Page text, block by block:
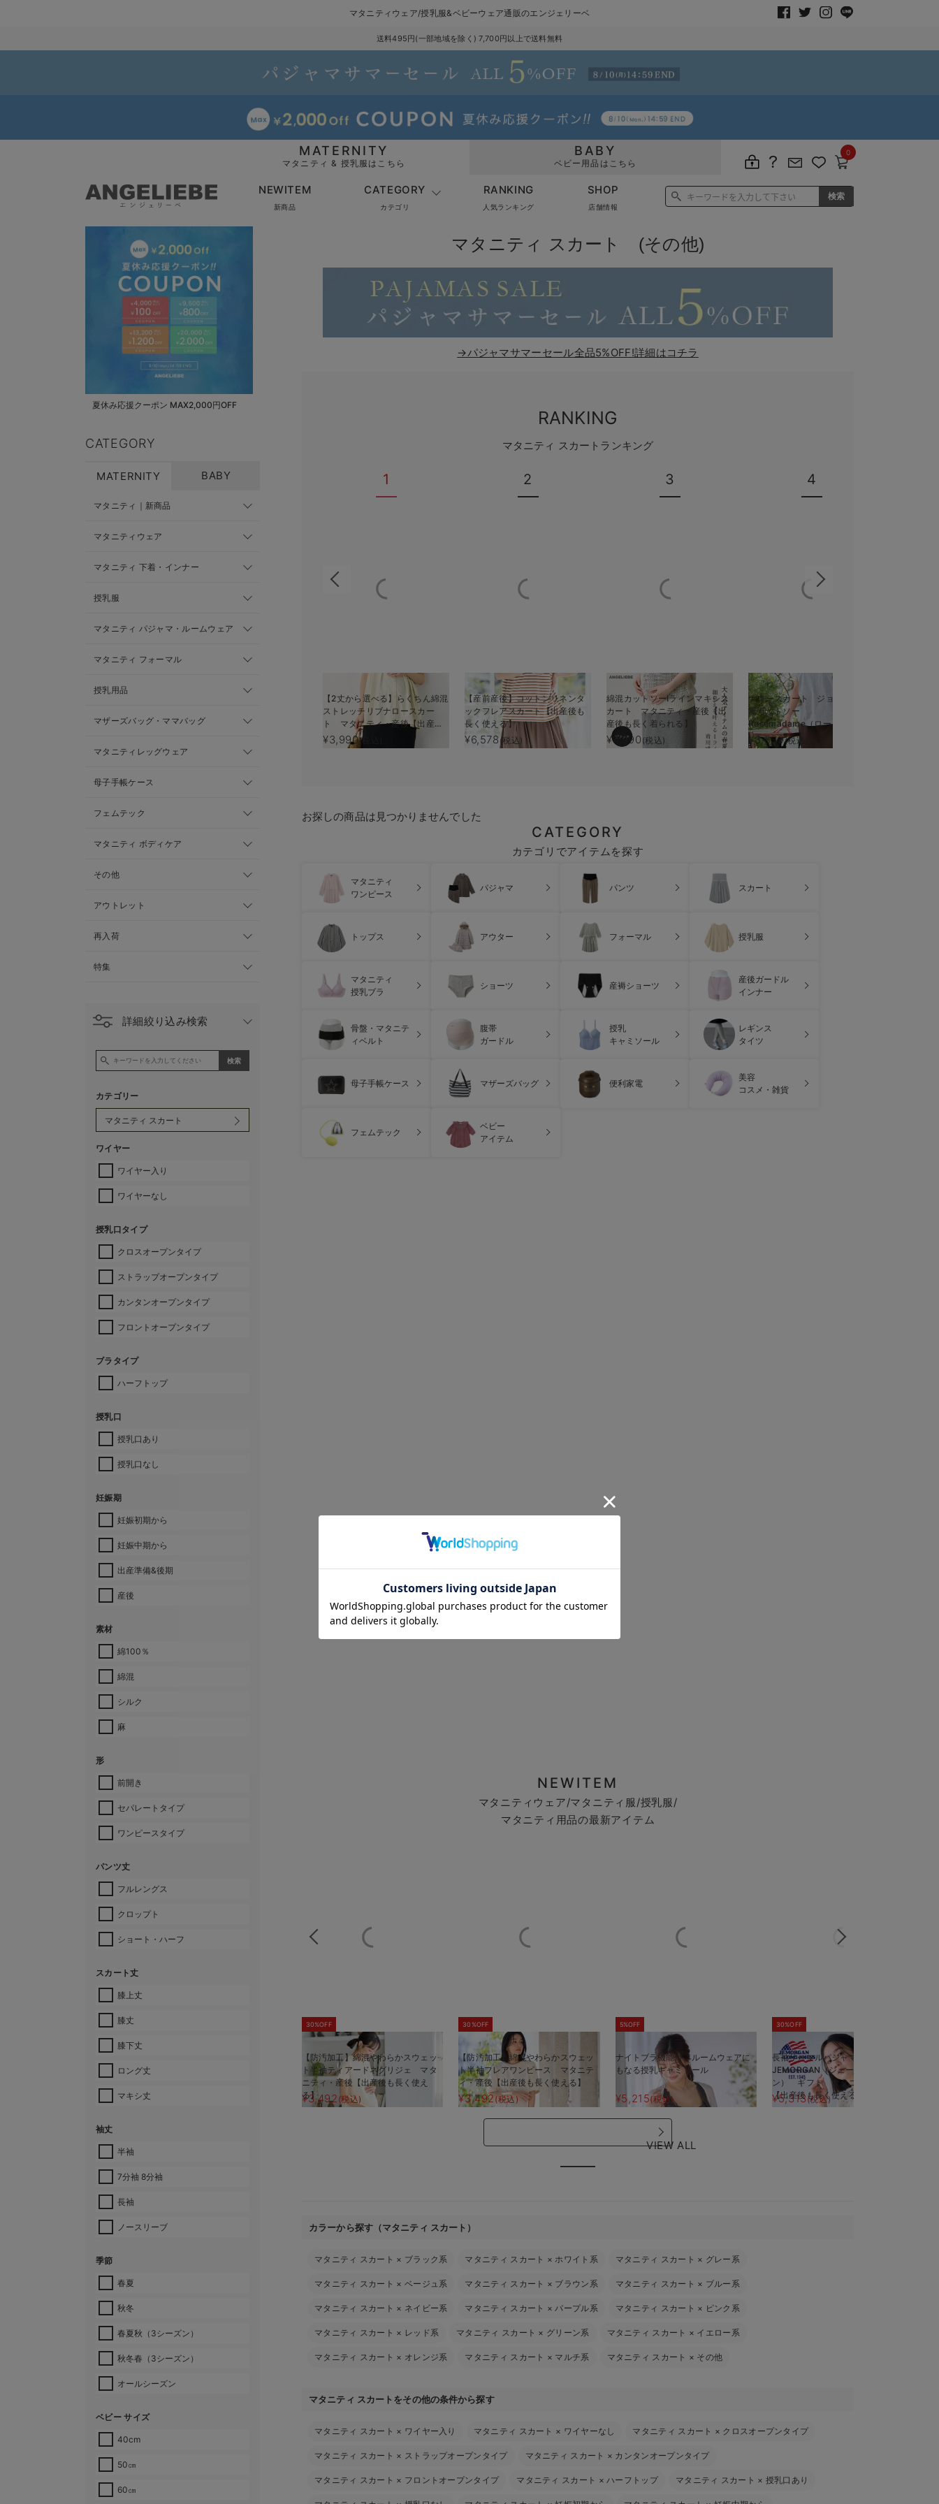
マタニティウェア/授乳服&ベビーウェア通販のエンジェリーベ
送料495円(一部地域を除く) 7,700円以上で送料無料
MATERNITY
マタニティ & 授乳服はこちら
BABY
ベビー用品はこちら
0
NEWITEM
新商品
CATEGORY
カテゴリ
RANKING
人気ランキング
SHOP
店舗情報
夏休み応援クーポン MAX2,000円OFF
CATEGORY
MATERNITY BABY
マタニティ｜新商品
マタニティウェア
マタニティ 下着・インナー
授乳服
マタニティ パジャマ・ルームウェア
マタニティ フォーマル
授乳用品
マザーズバッグ・ママバッグ
マタニティレッグウェア
母子手帳ケース
フェムテック
マタニティ ボディケア
その他
アウトレット
再入荷
特集
詳細絞り込み検索
カテゴリー
ワイヤー
ワイヤー入り
ワイヤーなし
授乳口タイプ
クロスオープンタイプ
ストラップオープンタイプ
カンタンオープンタイプ
フロントオープンタイプ
ブラタイプ
ハーフトップ
授乳口
授乳口あり
授乳口なし
妊娠期
妊娠初期から
妊娠中期から
出産準備&後期
産後
素材
綿100％
綿混
シルク
麻
形
前開き
セパレートタイプ
ワンピースタイプ
パンツ丈
フルレングス
クロップト
ショート・ハーフ
スカート丈
膝上丈
膝丈
膝下丈
ロング丈
マキシ丈
袖丈
半袖
7分袖 8分袖
長袖
ノースリーブ
季節
春夏
秋冬
春夏秋（3シーズン）
秋冬春（3シーズン）
オールシーズン
ベビー サイズ
40cm
50㎝
60㎝
マタニティ スカート (その他)
→パジャマサマーセール全品5%OFF!詳細はコチラ
RANKING
マタニティ スカートランキング
1
【2丈から選べる】らくちん綿混
ストレッチリブナロースカー
ト マタニティ・産後【出産後
も長く使える】
¥3,990(税込)
2
【産前産後】コットンリネンタ
ックフレアスカート【出産後も
長く使える】
¥6,578 (税込)
3
綿混カットソーIラインマキシス
カート マタニティ・産後【出
産後も長く着られる】
¥4,990 (税込)
4
ナロースカート ジョーゼット
風カットソー
Rosemadame（ローズマダ
ム） マタニティ・産後
¥3,839(税込)
お探しの商品は見つかりませんでした
CATEGORY
カテゴリでアイテムを探す
マタニティ
ワンピース
パジャマ パンツ スカート
トップス アウター フォーマル 授乳服
マタニティ
授乳ブラ
ショーツ 産褥ショーツ
産後ガードル
インナー
骨盤・マタニテ
ィベルト
腹帯
ガードル
授乳
キャミソール
レギンス
タイツ
母子手帳ケース マザーズバッグ 便利家電
美容
コスメ・雑貨
フェムテック
ベビー
アイテム
NEWITEM
マタニティウェア/マタニティ服/授乳服/
マタニティ用品の最新アイテム
30%OFF
【防汚加工】綿混やわらかスウェッ
ト半袖ティアードネグリジェ マタ
ニティ・産後【出産後も長く使え
る】
¥3,492 (税込)
30%OFF
【防汚加工】綿混やわらかスウェッ
ト半袖フレアワンピース マタニテ
ィ・産後【出産後も長く使える】
¥3,492(税込)
5%OFF
ナイトブラ機能付 ルームウェアに
もなる授乳キャミソール
¥5,215(税込)
30%OFF
長袖サーマルパジャマ3点セット
JEMORGAN（ジェーイーモーガ
ン） ギフト マタニティ・産後
【出産後も長く使える】
¥5,313 (税込)
VIEW ALL
カラーから探す（マタニティ スカート）
マタニティ スカート × ブラック系 マタニティ スカート × ホワイト系 マタニティ スカート × グレー系
マタニティ スカート × ベージュ系 マタニティ スカート × ブラウン系 マタニティ スカート × ブルー系
マタニティ スカート × ネイビー系 マタニティ スカート × パープル系 マタニティ スカート × ピンク系
マタニティ スカート × レッド系 マタニティ スカート × グリーン系 マタニティ スカート × イエロー系
マタニティ スカート × オレンジ系 マタニティ スカート × マルチ系 マタニティ スカート × その他
マタニティ スカートをその他の条件から探す
マタニティ スカート × ワイヤー入り マタニティ スカート × ワイヤーなし マタニティ スカート × クロスオープンタイプ
マタニティ スカート × ストラップオープンタイプ マタニティ スカート × カンタンオープンタイプ
マタニティ スカート × フロントオープンタイプ マタニティ スカート × ハーフトップ マタニティ スカート × 授乳口あり
お気に入り商品を確認する